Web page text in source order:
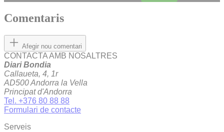
Comentaris
Afegir nou comentari
CONTACTA AMB NOSALTRES
Diari Bondia
Callaueta, 4, 1r
AD500 Andorra la Vella
Principat d'Andorra
Tel. +376 80 88 88
Formulari de contacte
Serveis